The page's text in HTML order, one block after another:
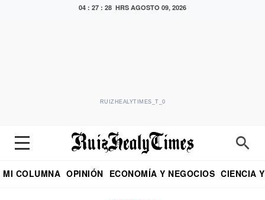
04 : 27 : 28 HRS AGOSTO 09, 2026
RUIZHEALYTIMES_T_0
MI COLUMNA OPINIÓN ECONOMÍA Y NEGOCIOS CIENCIA